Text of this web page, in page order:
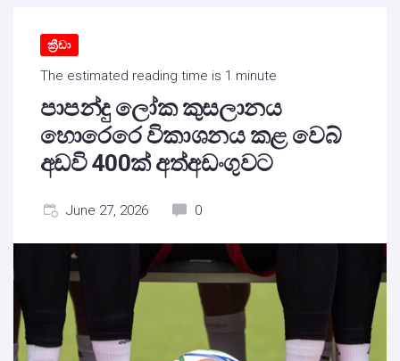
ක්‍රීඩා
The estimated reading time is 1 minute
පාපන්දු ලෝක කුසලානය
හොරෙරෙ විකාශනය කළ වෙබ්
අඩවි 400ක් අත්අඩංගුවට
June 27, 2026 0